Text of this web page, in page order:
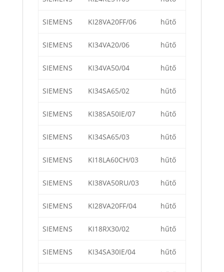
SIEMENS KI28VA20FF/06 hűtő
SIEMENS KI34VA20/06 hűtő
SIEMENS KI34VA50/04 hűtő
SIEMENS KI34SA65/02 hűtő
SIEMENS KI38SA50IE/07 hűtő
SIEMENS KI34SA65/03 hűtő
SIEMENS KI18LA60CH/03 hűtő
SIEMENS KI38VA50RU/03 hűtő
SIEMENS KI28VA20FF/04 hűtő
SIEMENS KI18RX30/02 hűtő
SIEMENS KI34SA30IE/04 hűtő